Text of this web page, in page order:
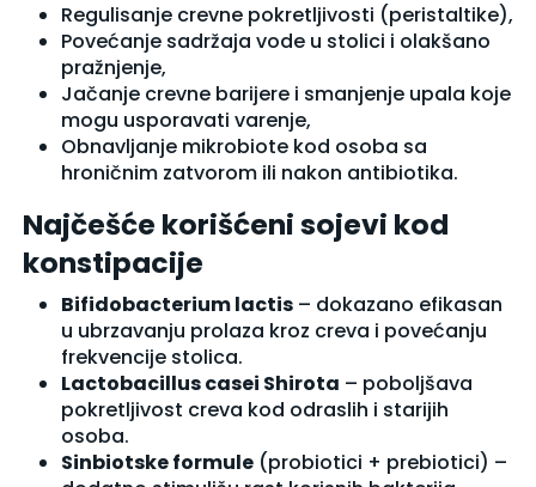
Regulisanje crevne pokretljivosti (peristaltike),
Povećanje sadržaja vode u stolici i olakšano
pražnjenje,
Jačanje crevne barijere i smanjenje upala koje
mogu usporavati varenje,
Obnavljanje mikrobiote kod osoba sa
hroničnim zatvorom ili nakon antibiotika.
Najčešće korišćeni sojevi kod
konstipacije
Bifidobacterium lactis– dokazano efikasan
u ubrzavanju prolaza kroz creva i povećanju
frekvencije stolica.
Lactobacillus casei Shirota – poboljšava
pokretljivost creva kod odraslih i starijih
osoba.
Sinbiotske formule(probiotici + prebiotici) –